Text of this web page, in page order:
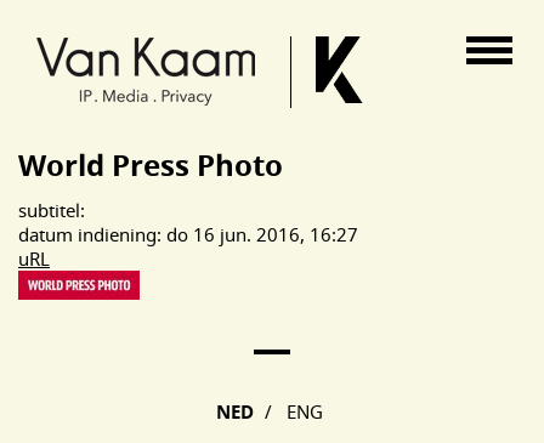
World Press Photo
subtitel:
datum indiening: do 16 jun. 2016, 16:27
uRL
NED / ENG